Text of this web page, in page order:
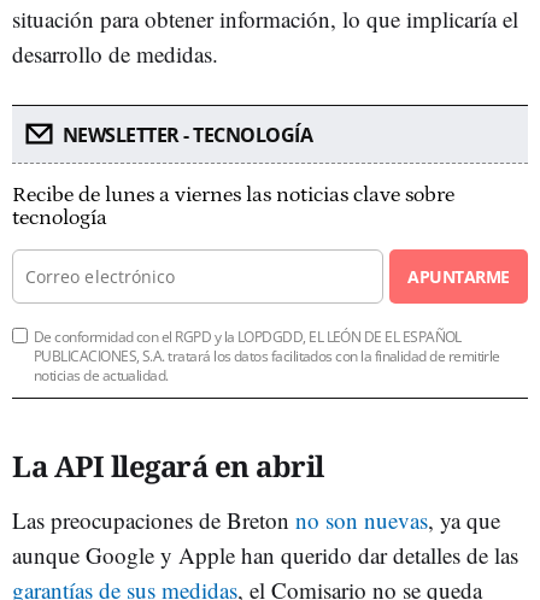
situación para obtener información, lo que implicaría el
desarrollo de medidas.
NEWSLETTER - TECNOLOGÍA
Recibe de lunes a viernes las noticias clave sobre
tecnología
APUNTARME
De conformidad con el RGPD y la LOPDGDD, EL LEÓN DE EL ESPAÑOL
PUBLICACIONES, S.A. tratará los datos facilitados con la finalidad de remitirle
noticias de actualidad.
La API llegará en abril
Las preocupaciones de Breton no son nuevas, ya que
aunque Google y Apple han querido dar detalles de las
garantías de sus medidas, el Comisario no se queda